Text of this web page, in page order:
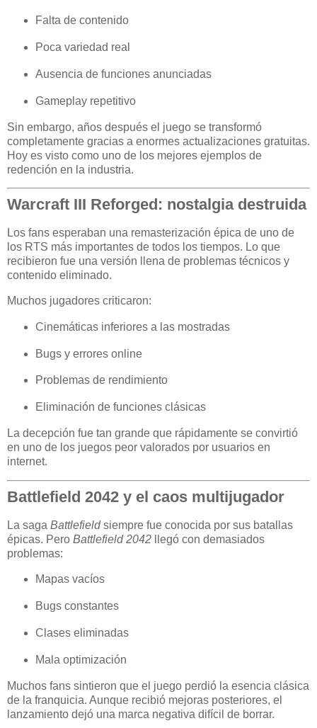
Falta de contenido
Poca variedad real
Ausencia de funciones anunciadas
Gameplay repetitivo
Sin embargo, años después el juego se transformó
completamente gracias a enormes actualizaciones gratuitas.
Hoy es visto como uno de los mejores ejemplos de
redención en la industria.
Warcraft III Reforged: nostalgia destruida
Los fans esperaban una remasterización épica de uno de
los RTS más importantes de todos los tiempos. Lo que
recibieron fue una versión llena de problemas técnicos y
contenido eliminado.
Muchos jugadores criticaron:
Cinemáticas inferiores a las mostradas
Bugs y errores online
Problemas de rendimiento
Eliminación de funciones clásicas
La decepción fue tan grande que rápidamente se convirtió
en uno de los juegos peor valorados por usuarios en
internet.
Battlefield 2042 y el caos multijugador
La saga Battlefieldsiempre fue conocida por sus batallas
épicas. Pero Battlefield 2042 llegó con demasiados
problemas:
Mapas vacíos
Bugs constantes
Clases eliminadas
Mala optimización
Muchos fans sintieron que el juego perdió la esencia clásica
de la franquicia. Aunque recibió mejoras posteriores, el
lanzamiento dejó una marca negativa difícil de borrar.